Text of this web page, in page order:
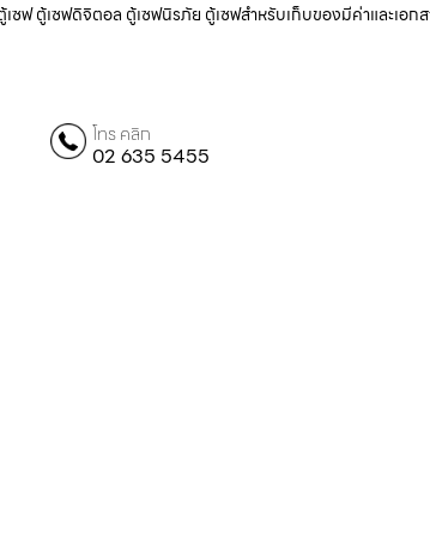
ซฟ ตู้เซฟดิจิตอล ตู้เซฟนิรภัย ตู้เซฟสำหรับเก็บของมีค่าและเอ
โทร คลิก
02 635 5455